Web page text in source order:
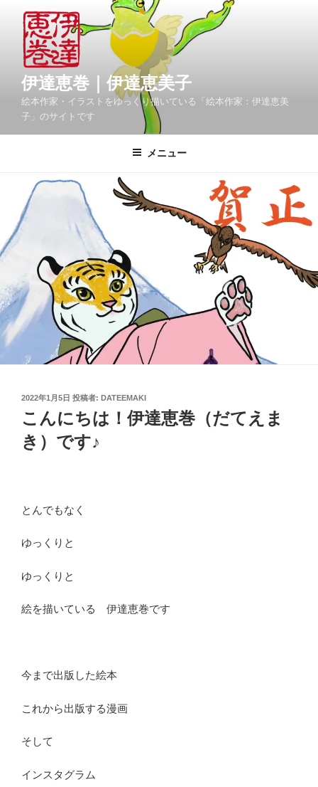
伊達恵巻｜伊達恵美子
絵本作家・イラストをゆっくり描いている「絵本作家：伊達恵美
子」のサイトです
メニュー
投
日:
2022年1月5日 投稿者: DATEEMAKI
こんにちは！伊達恵巻（だてえま
き）です♪
とんでもなく
ゆっくりと
ゆっくりと
絵を描いている 伊達恵巻です
今まで出版した絵本
これから出版する漫画
そして
インスタグラム